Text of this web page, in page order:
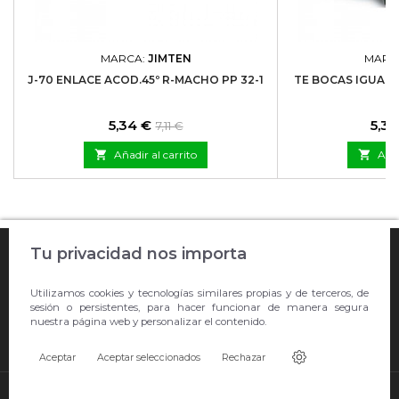
Tu privacidad nos importa
Utilizamos cookies y tecnologías similares propias y de terceros, de
sesión o persistentes, para hacer funcionar de manera segura
nuestra página web y personalizar el contenido.
Aceptar Aceptar seleccionados Rechazar
MARCA: JIMTEN
J-70 ENLACE ACOD.45º R-MACHO PP 32-1
Precio
5,34 € Precio
base
7,11 €
 Añadir al carrito
TE BOCAS

COMPRA ONLINE
EMPRESA 